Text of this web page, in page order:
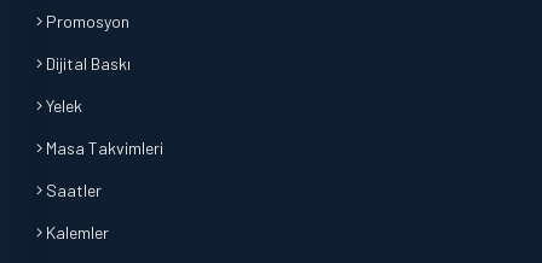
Promosyon
Dijital Baskı
Yelek
Masa Takvimleri
Saatler
Kalemler